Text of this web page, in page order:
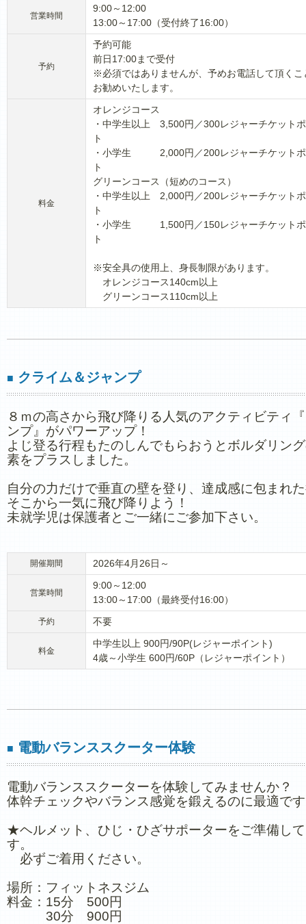
営業時間
9:00～12:00
13:00～17:00（受付終了16:00）
予約
予約可能
前日17:00まで受付
※必須ではありませんが、予めお電話して頂くこ
お勧めいたします。
料金
オレンジコース
・中学生以上 3,500円／300レジャーチケット
ト
・小学生 2,000円／200レジャーチケットポ
ト
グリーンコース（短めのコース）
・中学生以上 2,000円／200レジャーチケット
ト
・小学生 1,500円／150レジャーチケットポ
ト
※安全具の使用上、身長制限があります。
オレンジコース140cm以上
グリーンコース110cm以上
■ クライム＆ジャンプ
８ｍの高さから飛び降りる人気のアクティビティ
ンプ』がパワーアップ！
よじ登る行程もたのしんでもらおうとボルダリン
素をプラスしました。
自分の力だけで垂直の壁を登り、達成感に包まれ
そこから一気に飛び降りよう！
未就学児は保護者とご一緒にご参加下さい。
開催期間 2026年4月26日～
営業時間
9:00～12:00
13:00～17:00（最終受付16:00）
予約 不要
料金
中学生以上 900円/90P(レジャーポイント)
4歳～小学生 600円/60P（レジャーポイント）
■ 電動バランススクーター体験
電動バランススクーターを体験してみませんか？
体幹チェックやバランス感覚を鍛えるのに最適で
★ヘルメット、ひじ・ひざサポーターをご準備し
す。
必ずご着用ください。
場所：フィットネスジム
料金：15分 500円
30分 900円